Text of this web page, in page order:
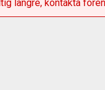
längre, kontakta